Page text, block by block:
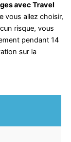
avec Travel
vous allez choisir,
risque, vous
pendant 14
sur la